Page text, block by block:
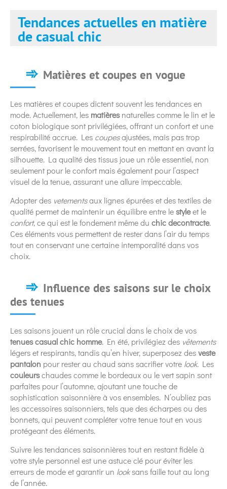
Tendances actuelles en matière
de casual chic
Matières et coupes en vogue
Les matières et coupes dictent souvent les tendances en
mode. Actuellement, les matièresnaturelles comme le lin et le
coton biologique sont privilégiées, offrant un confort et une
respirabilité accrue. Les coupesajustées, mais pas trop
serrées, favorisent le mouvement tout en mettant en avant la
silhouette. La qualité des tissus joue un rôle essentiel, non
seulement pour le confort mais également pour l’aspect
visuel de la tenue, assurant une allure impeccable.
Adopter des vetementsaux lignes épurées et des textiles de
qualité permet de maintenir un équilibre entre lestyleet le
confort, ce qui est le fondement même du chic decontracte.
Ces éléments vous permettent de rester dans l’air du temps
tout en conservant une certaine intemporalité dans vos
choix.
Influence des saisons sur le choix
des tenues
Les saisons jouent un rôle crucial dans le choix de vos
tenues casual chic homme. En été, privilégiez des vêtements
légers et respirants, tandis qu’en hiver, superposez desveste
pantalon pour rester au chaud sans sacrifier votre look. Les
couleurschaudes comme le bordeaux ou le vert sapin sont
parfaites pour l’automne, ajoutant une touche de
sophistication saisonnière à vos ensembles. N’oubliez pas
les accessoires saisonniers, tels que des écharpes ou des
bonnets, qui peuvent compléter votre tenue tout en vous
protégeant des éléments.
Suivre les tendances saisonnières tout en restant fidèle à
votre style personnel est une astuce clé pour éviter les
erreurs de mode et garantir un looksans faille tout au long
de l’année.